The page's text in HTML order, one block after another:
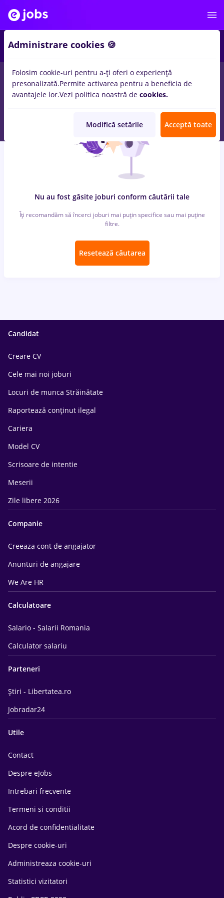
locuri de muncaconectys in BucurestipentruStudent, Entry-
Level (< 2 ani)inTransport / Distributie, IT / Telecom
Nu au fost găsite joburi conform căutării tale
Îți recomandăm să încerci joburi mai puțin specifice sau mai puține
filtre.
Resetează căutarea
Candidat
Creare CV
Cele mai noi joburi
Locuri de munca Străinătate
Raportează conținut ilegal
Cariera
Model CV
Scrisoare de intentie
Meserii
Zile libere 2026
Companie
Creeaza cont de angajator
Anunturi de angajare
We Are HR
Calculatoare
Salario - Salarii Romania
Calculator salariu
Parteneri
Știri - Libertatea.ro
Jobradar24
Utile
Contact
Despre eJobs
Intrebari frecvente
Termeni si conditii
Acord de confidentialitate
Despre cookie-uri
Administreaza cookie-uri
Statistici vizitatori
Administrare cookies 🍪
Folosim cookie-uri pentru a-ți oferi o experiență
presonalizată.Permite activarea pentru a beneficia de
avantajele lor.Vezi politica noastră de cookies.
Modifică setările Acceptă toate